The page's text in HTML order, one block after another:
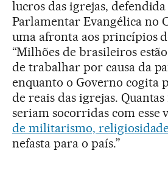
lucros das igrejas,
Parlamentar Evangélica no
uma afronta aos princípios
“Milhões de brasileiros
de trabalhar por causa da
enquanto o Governo cogita
de reais das igrejas.
seriam socorridas com esse
de militarismo,
nefasta para o país.”